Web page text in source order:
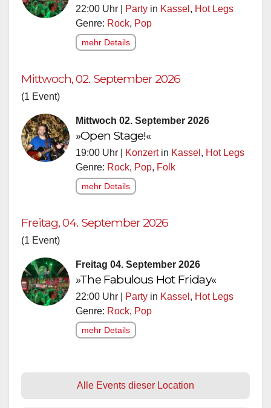
22:00 Uhr | Party in Kassel , Hot Legs
Genre: Rock, Pop
mehr Details
Mittwoch, 02. September 2026
(1 Event)
Mittwoch 02. September 2026
»Open Stage!«
19:00 Uhr | Konzertin Kassel , Hot Legs
Genre: Rock, Pop, Folk
mehr Details
Freitag, 04. September 2026
(1 Event)
Freitag 04. September 2026
»The Fabulous Hot Friday«
22:00 Uhr | Party in Kassel , Hot Legs
Genre: Rock, Pop
mehr Details
Alle Events dieser Location